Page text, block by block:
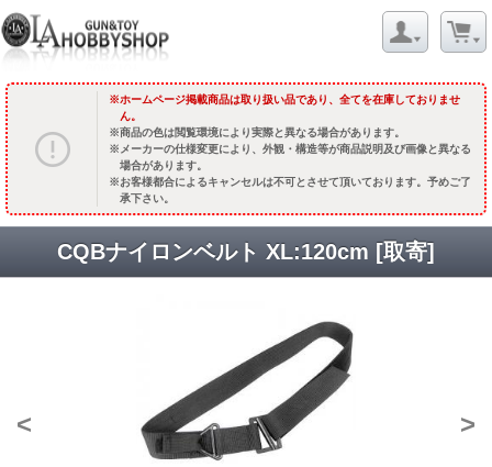
ホームページ掲載商品は取り扱い品であり、全てを在庫しておりませ
ん。
商品の色は閲覧環境により実際と異なる場合があります。
メーカーの仕様変更により、外観・構造等が商品説明及び画像と異なる
場合があります。
お客様都合によるキャンセルは不可とさせて頂いております。予めご了
承下さい。
CQBナイロンベルト XL:120cm [取寄]
< >